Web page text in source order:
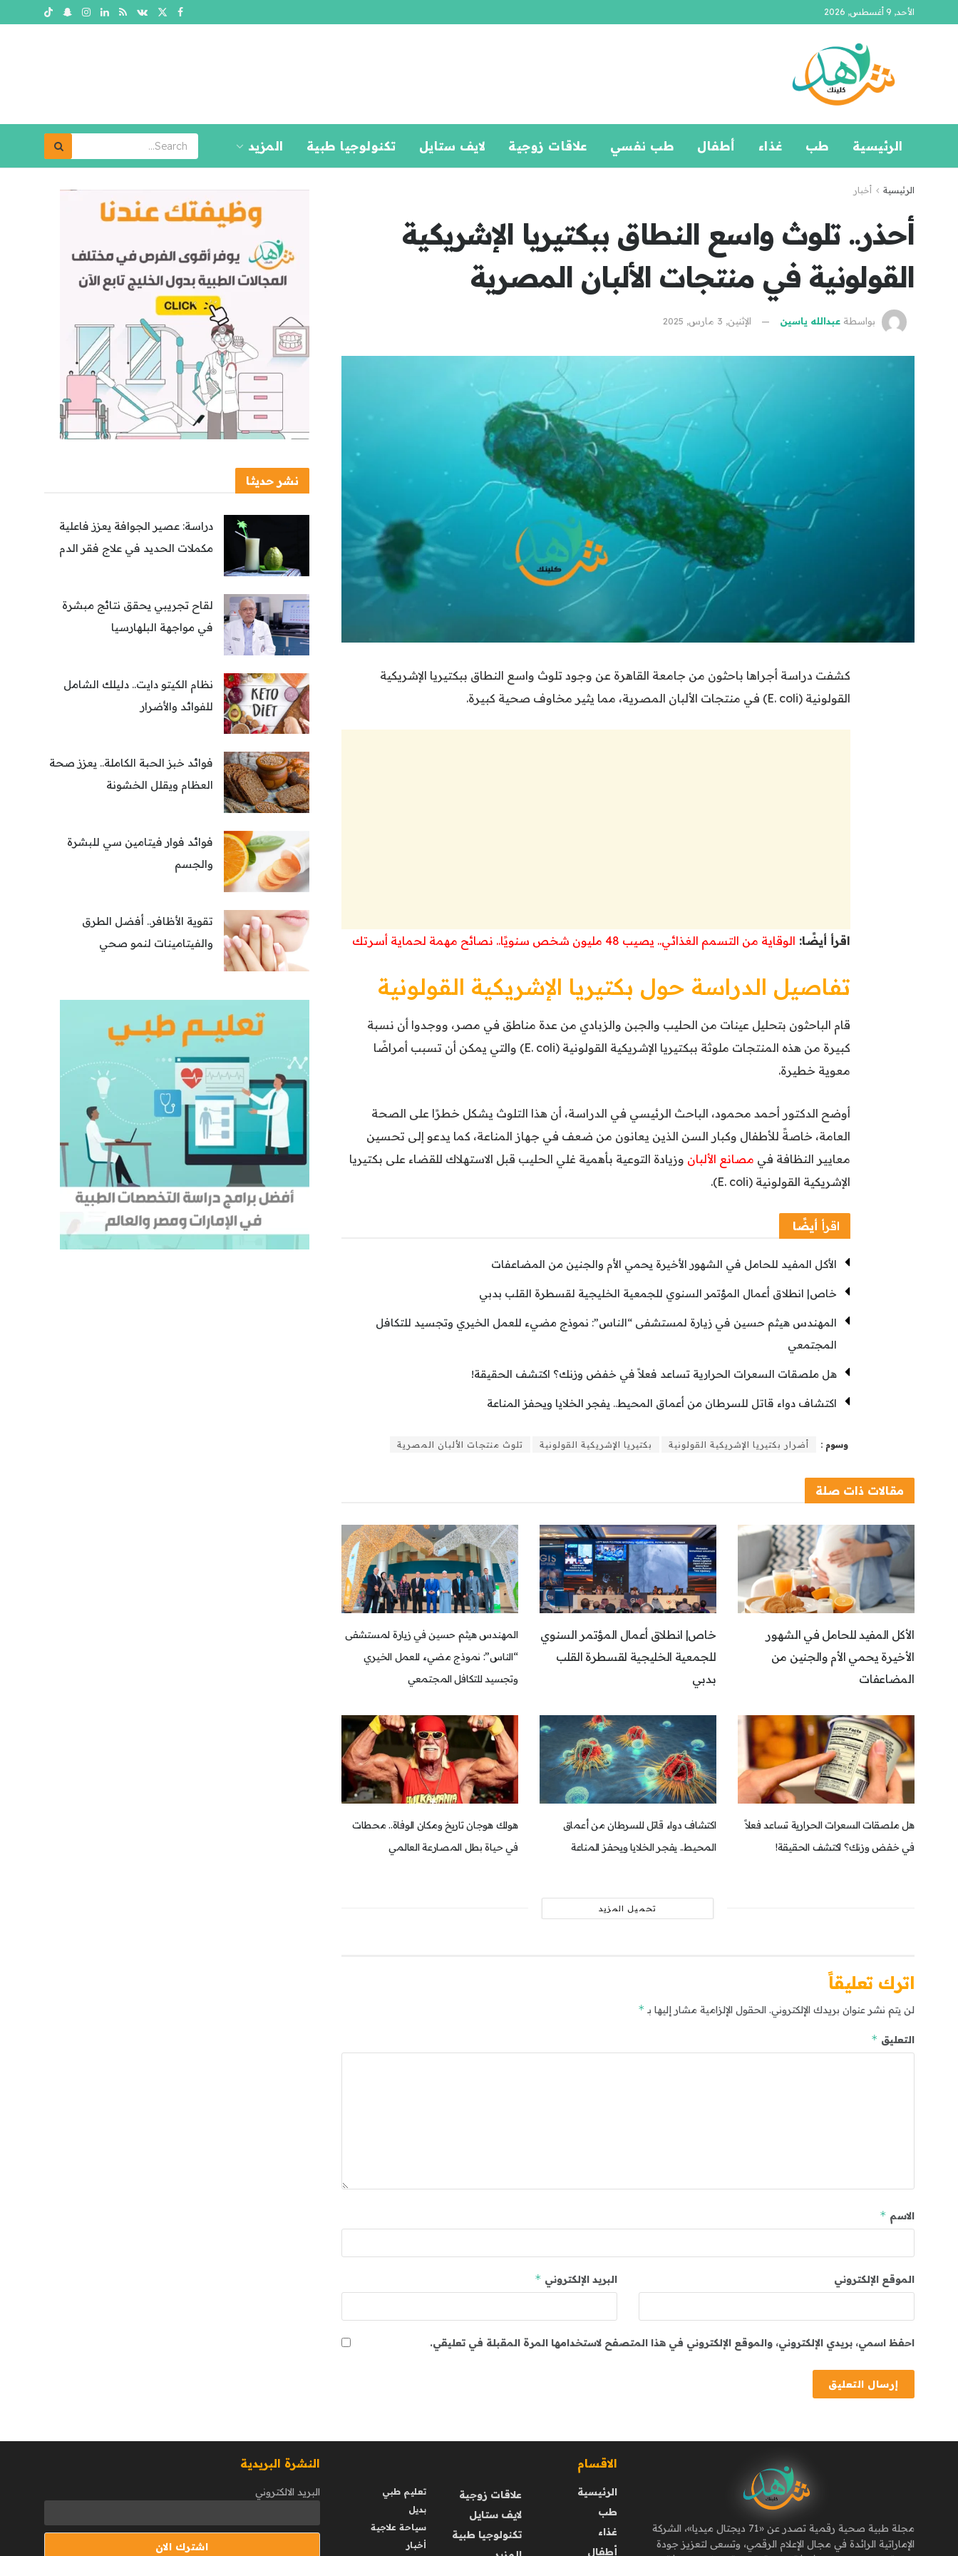
الأحد, 9 أغسطس, 2026
الرئيسية طب غذاء أطفال طب نفسي علاقات زوجية لايف ستايل تكنولوجيا طبية المزيد
الرئيسية أخبار
أحذر.. تلوث واسع النطاق ببكتيريا الإشريكية
القولونية في منتجات الألبان المصرية
بواسطةعبدالله ياسين الإثنين, 3 مارس, 2025
كشفت دراسة أجراها باحثون من جامعة القاهرة عن وجود تلوث واسع النطاق ببكتيريا الإشريكية
القولونية (E. coli) في منتجات الألبان المصرية، مما يثير مخاوف صحية كبيرة.
اقرأ أيضًا: الوقاية من التسمم الغذائي.. يصيب 48 مليون شخص سنويًا.. نصائح مهمة لحماية أسرتك
تفاصيل الدراسة حول بكتيريا الإشريكية القولونية
قام الباحثون بتحليل عينات من الحليب والجبن والزبادي من عدة مناطق في مصر، ووجدوا أن نسبة
كبيرة من هذه المنتجات ملوثة ببكتيريا الإشريكية القولونية (E. coli) والتي يمكن أن تسبب أمراضًا
معوية خطيرة.
أوضح الدكتور أحمد محمود، الباحث الرئيسي في الدراسة، أن هذا التلوث يشكل خطرًا على الصحة
العامة، خاصةً للأطفال وكبار السن الذين يعانون من ضعف في جهاز المناعة، كما يدعو إلى تحسين
معايير النظافة في مصانع الألبان وزيادة التوعية بأهمية غلي الحليب قبل الاستهلاك للقضاء على بكتيريا
الإشريكية القولونية (E. coli).
اقرأ أيضًا
الأكل المفيد للحامل في الشهور الأخيرة يحمي الأم والجنين من المضاعفات
خاص| انطلاق أعمال المؤتمر السنوي للجمعية الخليجية لقسطرة القلب بدبي
المهندس هيثم حسين في زيارة لمستشفى “الناس”: نموذج مضيء للعمل الخيري وتجسيد للتكافل
المجتمعي
هل ملصقات السعرات الحرارية تساعد فعلاً في خفض وزنك؟ اكتشف الحقيقة!
اكتشاف دواء قاتل للسرطان من أعماق المحيط.. يفجر الخلايا ويحفز المناعة
وسوم : أضرار بكتيريا الإشريكية القولونية بكتيريا الإشريكية القولونية تلوث منتجات الألبان المصرية
مقالاتذات صلة
الأكل المفيد للحامل في الشهور
الأخيرة يحمي الأم والجنين من
المضاعفات
خاص| انطلاق أعمال المؤتمر السنوي
للجمعية الخليجية لقسطرة القلب
بدبي
المهندس هيثم حسين في زيارة لمستشفى
“الناس”: نموذج مضيء للعمل الخيري
وتجسيد للتكافل المجتمعي
هل ملصقات السعرات الحرارية تساعد فعلاً
في خفض وزنك؟ اكتشف الحقيقة!
اكتشاف دواء قاتل للسرطان من أعماق
المحيط.. يفجر الخلايا ويحفز المناعة
هولك هوجان تاريخ ومكان الوفاة.. محطات
في حياة بطل المصارعة العالمي
تحميل المزيد
اترك تعليقاً
لن يتم نشر عنوان بريدك الإلكتروني. الحقول الإلزامية مشار إليها بـ *
التعليق *
الاسم *
البريد الإلكتروني * الموقع الإلكتروني
احفظ اسمي، بريدي الإلكتروني، والموقع الإلكتروني في هذا المتصفح لاستخدامها المرة المقبلة في تعليقي.
نشر حديثا
دراسة: عصير الجوافة يعزز فاعلية
مكملات الحديد في علاج فقر الدم
لقاح تجريبي يحقق نتائج مبشرة
في مواجهة البلهارسيا
نظام الكيتو دايت.. دليلك الشامل
للفوائد والأضرار
فوائد خبز الحبة الكاملة.. يعزز صحة
العظام ويقلل الخشونة
فوائد فوار فيتامين سي للبشرة
والجسم
تقوية الأظافر.. أفضل الطرق
والفيتامينات لنمو صحي
مجلة طبية صحية رقمية تصدر عن «71 ديجتال ميديا»، الشركة
الإماراتية الرائدة في مجال الإعلام الرقمي، وتسعى لتعزيز جودة
الاقسام
الرئيسية
طب
غذاء
أطفال
علاقات زوجية
لايف ستايل
تكنولوجيا طبية
تعليم طبي
بديل
سياحة علاجية
أخبار
النشرة البريدية
البريد الالكتروني